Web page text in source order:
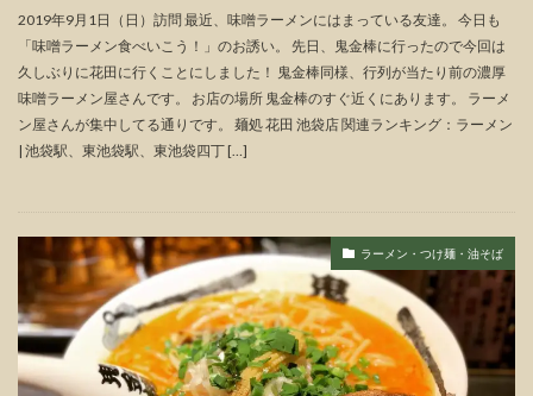
2019年9月1日（日）訪問 最近、味噌ラーメンにはまっている友達。 今日も
「味噌ラーメン食べいこう！」のお誘い。 先日、鬼金棒に行ったので今回は
久しぶりに花田に行くことにしました！ 鬼金棒同様、行列が当たり前の濃厚
味噌ラーメン屋さんです。 お店の場所 鬼金棒のすぐ近くにあります。 ラーメ
ン屋さんが集中してる通りです。 麺処 花田 池袋店 関連ランキング：ラーメン
| 池袋駅、東池袋駅、東池袋四丁 […]
ラーメン・つけ麺・油そば